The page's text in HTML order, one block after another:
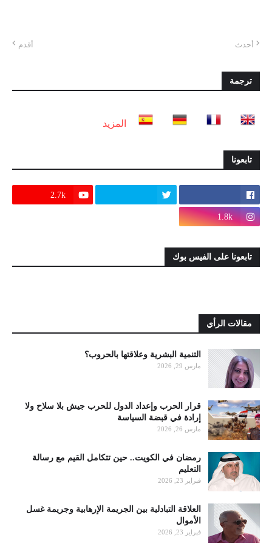
أحدث أقدم
ترجمة
المزيد
تابعونا
2.7k
1.8k
تابعونا على الفيس بوك
مقالات الرأي
التنمية البشرية وعلاقتها بالحروب؟
مارس 29, 2026
قرار الحرب وإعداد الدول للحرب جيش بلا سلاح ولا
إرادة في قبضة السياسة
مارس 26, 2026
رمضان في الكويت.. حين تتكامل القيم مع رسالة
التعليم
فبراير 23, 2026
العلاقة التبادلية بين الجريمة الإرهابية وجريمة غسل
الأموال
فبراير 23, 2026